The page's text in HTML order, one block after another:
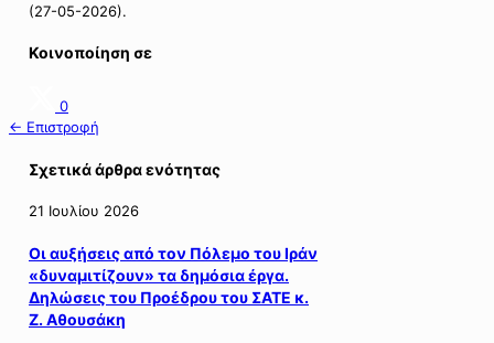
(27-05-2026).
Κοινοποίηση σε
0
← Επιστροφή
Σχετικά άρθρα ενότητας
21 Ιουλίου 2026
Οι αυξήσεις από τον Πόλεμο του Ιράν
«δυναμιτίζουν» τα δημόσια έργα.
Δηλώσεις του Προέδρου του ΣΑΤΕ κ.
Ζ. Αθουσάκη